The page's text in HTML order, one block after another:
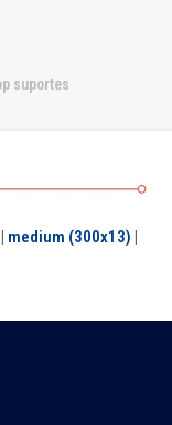
suportes
| medium (300x13) |